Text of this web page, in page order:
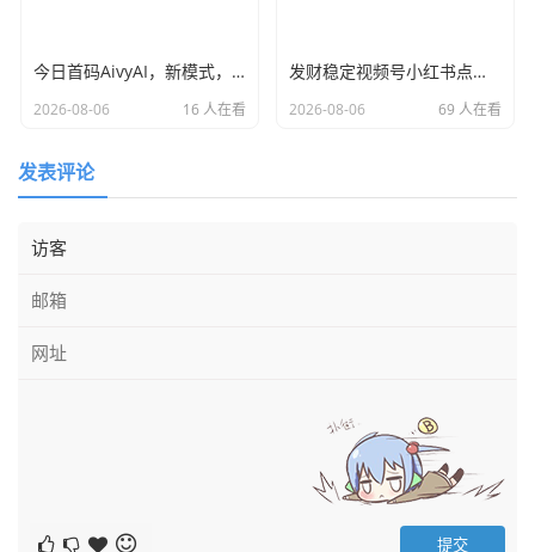
今日首码AivyAI，新模式，新玩法，布局市场 普通人能参与的AI风口，注册送AVAX与新手大礼包，
2026-08-06 16 人在看
发财稳定视频号小红书点赞，全网最稳定绿色的项目，全网一起推
2026-08-06 69 人在看
发表评论